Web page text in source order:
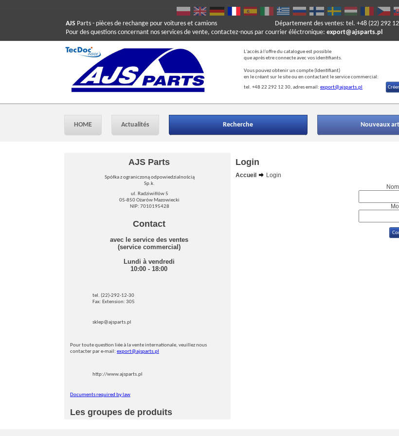
AJS Parts - pièces de rechange pour voitures et camions
Pour des questions concernant nos services de vente, contactez-nous par courrier éléctronique: export@ajsparts.pl
Département des ventes: tel. +48 (22) 292
L'accès à l'offre du catalogue est possible
que après etre connecte avec vos identifiants.
Vous pouvez obtenir un compte (Identifiant)
en le créant sur le site ou en contactant le service commercial:
tel. +48 22 292 12 30, adres email: export@ajsparts.pl
HOME Actualités Recherche Nouveaux
AJS Parts
Spółka z ograniczoną odpowiedzialnością
Sp.k.
ul. Radziwiłłów 5
05-850 Ożarów Mazowiecki
NIP: 7010195428
Contact
avec le service des ventes
(service commercial)
Lundi à vendredi
10:00 - 18:00
tel. (22)-292-12-30
Fax: Extension: 305
sklep@ajsparts.pl
Pour toute question liée à la vente internationale, veuillez nous
contacter par e-mail: export@ajsparts.pl
http://www.ajsparts.pl
Documents required by law
Les groupes de produits
Login
Accueil
Login